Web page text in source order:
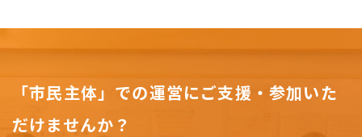
「市民主体」での運営にご支援・参加いた
だけませんか？